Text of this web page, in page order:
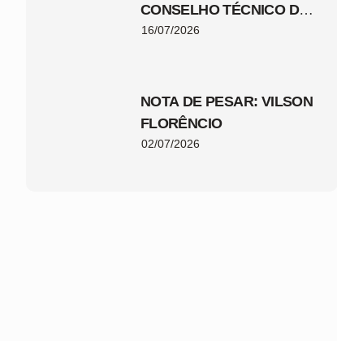
CONSELHO TÉCNICO DA
COPA SANTA CATARINA
16/07/2026
NOTA DE PESAR: VILSON
FLORÊNCIO
02/07/2026